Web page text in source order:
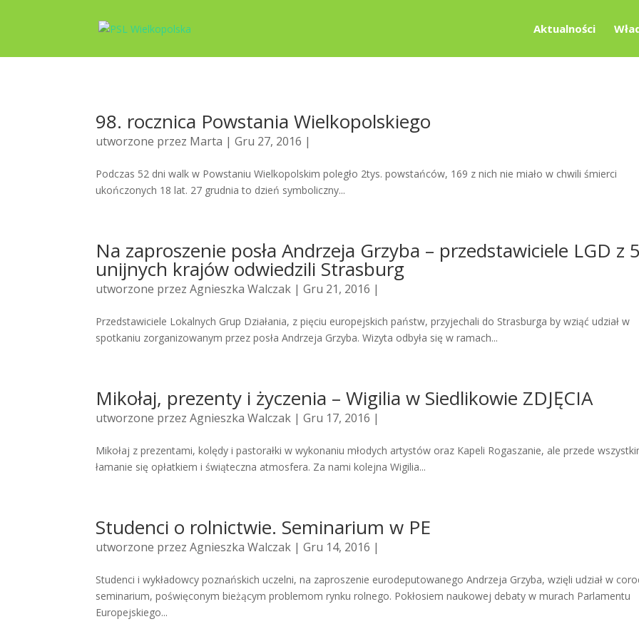
Aktualności
98. rocznica Powstania Wielkopolskiego
utworzone przez Marta | Gru 27, 2016 |
Podczas 52 dni walk w Powstaniu Wielkopolskim poległo 2tys. powstańców, 169 z nich nie miało w chwili śmierci
ukończonych 18 lat. 27 grudnia to dzień symboliczny...
Na zaproszenie posła Andrzeja Grzyba – przedstawiciele LGD z 5
unijnych krajów odwiedzili Strasburg
utworzone przezAgnieszka Walczak | Gru 21, 2016 |
Przedstawiciele Lokalnych Grup Działania, z pięciu europejskich państw, przyjechali do Strasburga by wziąć udział w
spotkaniu zorganizowanym przez posła Andrzeja Grzyba. Wizyta odbyła się w ramach...
Mikołaj, prezenty i życzenia – Wigilia w Siedlikowie ZDJĘCIA
utworzone przezAgnieszka Walczak | Gru 17, 2016 |
Mikołaj z prezentami, kolędy i pastorałki w wykonaniu młodych artystów oraz Kapeli Rogaszanie, ale przede
łamanie się opłatkiem i świąteczna atmosfera. Za nami kolejna Wigilia...
Studenci o rolnictwie. Seminarium w PE
utworzone przezAgnieszka Walczak | Gru 14, 2016 |
Studenci i wykładowcy poznańskich uczelni, na zaproszenie eurodeputowanego Andrzeja Grzyba, wzięli udział w
seminarium, poświęconym bieżącym problemom rynku rolnego. Pokłosiem naukowej debaty w murach Parlamentu
Europejskiego...